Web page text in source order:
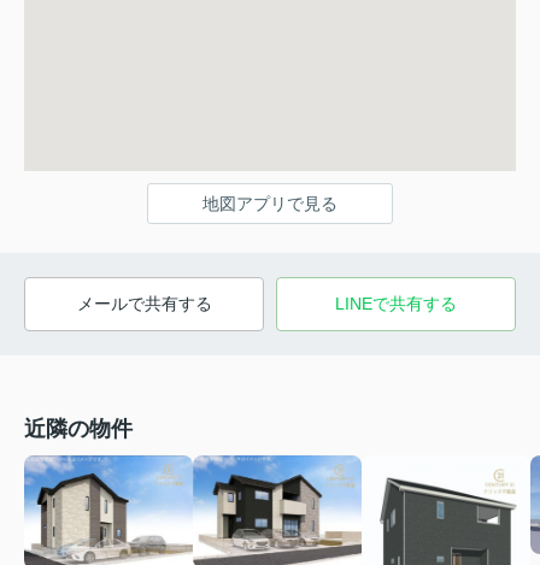
地図アプリで見る
メールで共有する LINEで共有する
近隣の物件